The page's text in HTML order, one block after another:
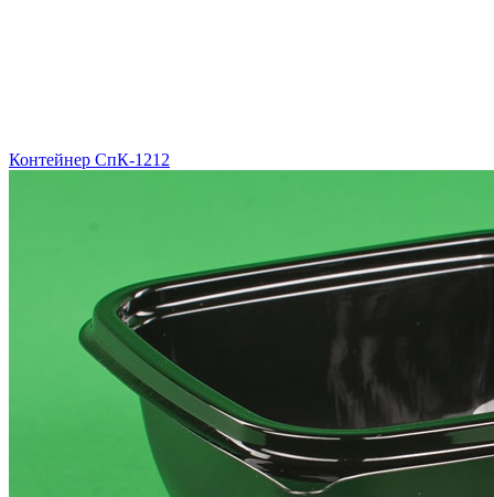
Контейнер СпК-1212